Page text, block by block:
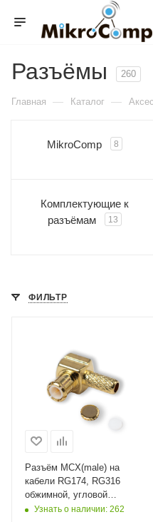
Разъёмы 260
Главная — Каталог —
MikroComp 8
Комплектующие к
разъёмам
13
ФИЛЬТР
Разъём MCX(male) на
кабели RG174, RG316
обжимной, угловой
MikroComp 11-121L
Узнать о наличии: 262